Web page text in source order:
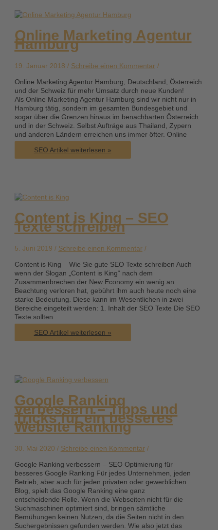
1
bei
Google?
Online Marketing Agentur
Hamburg
19. Januar 2018 / Schreibe einen Kommentar /
Online Marketing Agentur Hamburg, Deutschland, Österreich
und der Schweiz für mehr Umsatz durch neue Kunden!
Als Online Marketing Agentur Hamburg sind wir nicht nur in
Hamburg tätig, sondern im gesamten Bundesgebiet und
sogar über die Grenzen hinaus im benachbarten Österreich
und in der Schweiz. Selbst Aufträge aus Thailand, Zypern
und anderen Ländern erreichen uns immer öfter. Online
Online
Marketing
SEO Artikel weiterlesen »
Content is King – SEO
Texte schreiben
5. Juni 2019 / Schreibe einen Kommentar /
Content is King – Wie Sie gute SEO Texte schreiben Auch
wenn der Slogan „Content is King“ nach dem
Zusammenbrechen der New Economy ein wenig an
Beachtung verloren hat, gebührt ihm auch heute noch eine
starke Bedeutung. Diese kann im Wesentlichen in zwei
Bereiche eingeteilt werden: 1. Inhalt der SEO Texte Die SEO
Texte sollten
Content
is
Texte
schreiben
SEO Artikel weiterlesen »
Google Ranking
verbessern – Tipps und
Tricks für ein besseres
Website Ranking
30. Mai 2020 / Schreibe einen Kommentar /
Google Ranking verbessern – SEO Optimierung für
besseres Google Ranking Für jedes Unternehmen, jeden
Betrieb, aber auch für jeden privaten oder gewerblichen
Blog, spielt das Google Ranking eine ganz
entscheidende Rolle. Wenn die Webseiten nicht für die
Suchmaschinen optimiert sind, bringen sämtliche
Bemühungen keinen Nutzen, da die Seiten nicht in den
Suchergebnissen gefunden werden. Wie also jetzt das